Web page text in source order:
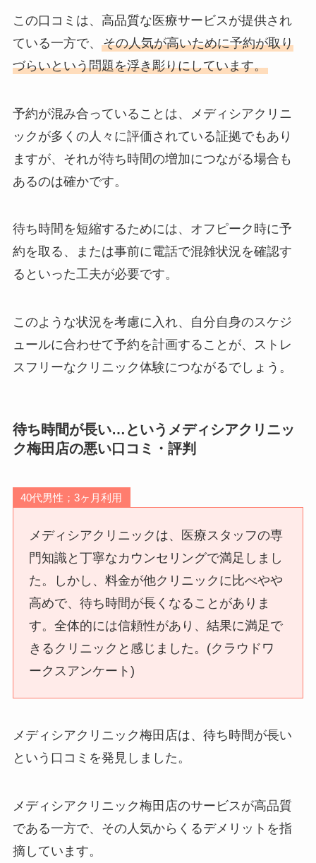
この口コミは、高品質な医療サービスが提供され
ている一方で、 その人気が高いために予約が取り
づらいという問題を浮き彫りにしています。
予約が混み合っていることは、メディシアクリニ
ックが多くの人々に評価されている証拠でもあり
ますが、それが待ち時間の増加につながる場合も
あるのは確かです。
待ち時間を短縮するためには、オフピーク時に予
約を取る、または事前に電話で混雑状況を確認す
るといった工夫が必要です。
このような状況を考慮に入れ、自分自身のスケジ
ュールに合わせて予約を計画することが、ストレ
スフリーなクリニック体験につながるでしょう。
待ち時間が長い…というメディシアクリニッ
ク梅田店の悪い口コミ・評判
40代男性；3ヶ月利用
メディシアクリニックは、医療スタッフの専
門知識と丁寧なカウンセリングで満足しまし
た。しかし、料金が他クリニックに比べやや
高めで、待ち時間が長くなることがありま
す。全体的には信頼性があり、結果に満足で
きるクリニックと感じました。(クラウドワ
ークスアンケート)
メディシアクリニック梅田店は、待ち時間が長い
という口コミを発見しました。
メディシアクリニック梅田店のサービスが高品質
である一方で、その人気からくるデメリットを指
摘しています。